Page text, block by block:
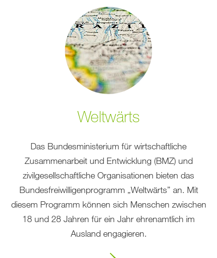
Weltwärts
Das Bundesministerium für wirtschaftliche
Zusammenarbeit und Entwicklung (BMZ) und
zivilgesellschaftliche Organisationen bieten das
Bundesfreiwilligenprogramm „Weltwärts” an. Mit
diesem Programm können sich Menschen zwischen
18 und 28 Jahren für ein Jahr ehrenamtlich im
Ausland engagieren.